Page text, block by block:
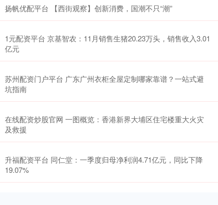
扬帆优配平台 【西街观察】创新消费，国潮不只“潮”
1元配资平台 京基智农：11月销售生猪20.23万头，销售收入3.01
亿元
苏州配资门户平台 广东广州衣柜全屋定制哪家靠谱？一站式避
坑指南
在线配资炒股官网 一图概览：香港新界大埔区住宅楼重大火灾
及救援
升福配资平台 同仁堂：一季度归母净利润4.71亿元，同比下降
19.07%